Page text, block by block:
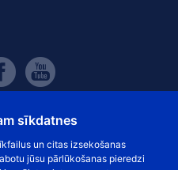
sīkdatnes
un citas izsekošanas
jūsu pārlūkošanas pieredzi